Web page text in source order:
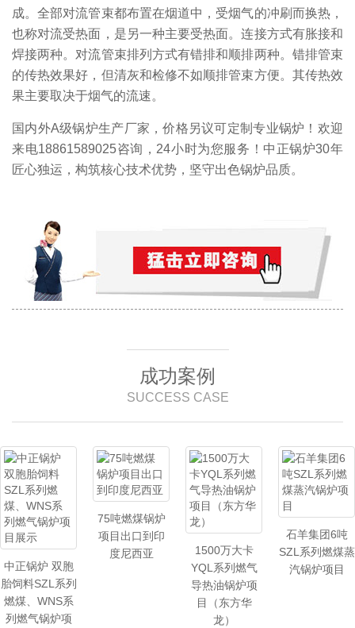
成。全部对流管束都布置在烟道中，受烟气的冲刷而换热，
也称对流受热面，是另一种主要受热面。连接方式有胀接和
焊接两种。对流管束排列方式有错排和顺排两种。错排管束
的传热效果好，但清灰和检修不如顺排管束方便。其传热效
果主要取决于烟气的流速。
国内外A级锅炉生产厂家，价格另议可定制专业锅炉！欢迎
来电18861589025咨询，24小时为您服务！中正锅炉30年
匠心独运，构筑核心技术优势，坚守出色锅炉品质。
成功案例
SUCCESS CASE
中正锅炉 双胞
胎饲料SZL系列
燃煤、WNS系
列燃气锅炉项
75吨燃煤锅炉
项目出口到印
度尼西亚
1500万大卡
YQL系列燃气
导热油锅炉项
目（东方华
龙）
石羊集团6吨
SZL系列燃煤蒸
汽锅炉项目